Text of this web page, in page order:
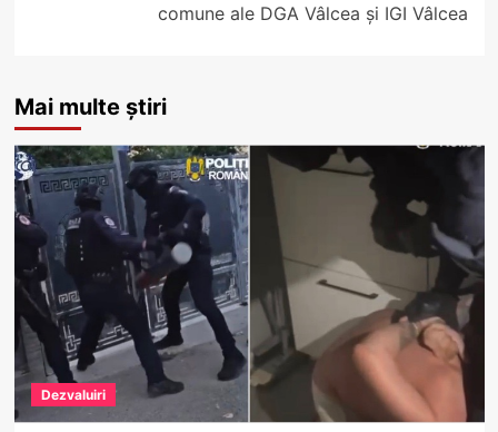
comune ale DGA Vâlcea și IGI Vâlcea
Mai multe știri
Dezvaluiri